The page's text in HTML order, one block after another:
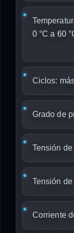
0 °C a 60
Ciclos:
Grado de
Tensión de
Tensión
Corriente